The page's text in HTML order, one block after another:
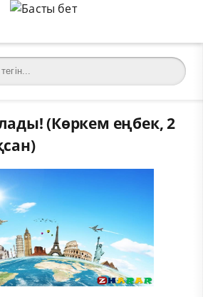
(Көркем еңбек, 2